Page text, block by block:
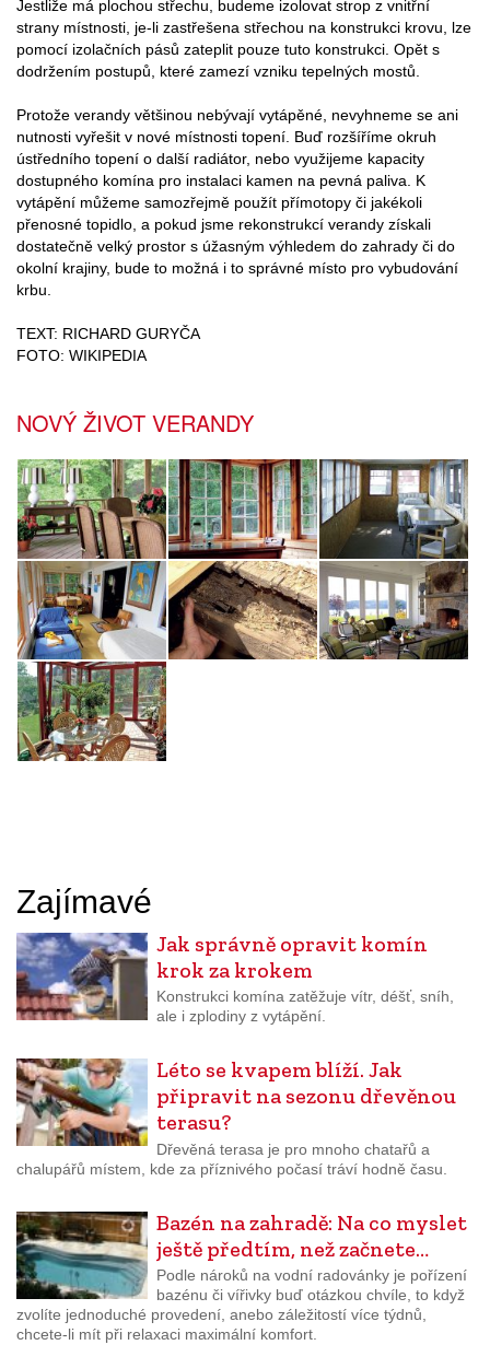
Jestliže má plochou střechu, budeme izolovat strop z vnitřní
strany místnosti, je-li zastřešena střechou na konstrukci krovu, lze
pomocí izolačních pásů zateplit pouze tuto konstrukci. Opět s
dodržením postupů, které zamezí vzniku tepelných mostů.
Protože verandy většinou nebývají vytápěné, nevyhneme se ani
nutnosti vyřešit v nové místnosti topení. Buď rozšíříme okruh
ústředního topení o další radiátor, nebo využijeme kapacity
dostupného komína pro instalaci kamen na pevná paliva. K
vytápění můžeme samozřejmě použít přímotopy či jakékoli
přenosné topidlo, a pokud jsme rekonstrukcí verandy získali
dostatečně velký prostor s úžasným výhledem do zahrady či do
okolní krajiny, bude to možná i to správné místo pro vybudování
krbu.
TEXT: RICHARD GURYČA
FOTO: WIKIPEDIA
NOVÝ ŽIVOT VERANDY
Zajímavé
Jak správně opravit komín
krok za krokem
Konstrukci komína zatěžuje vítr, déšť, sníh,
ale i zplodiny z vytápění.
Léto se kvapem blíží. Jak
připravit na sezonu dřevěnou
terasu?
Dřevěná terasa je pro mnoho chatařů a
chalupářů místem, kde za příznivého počasí tráví hodně času.
Bazén na zahradě: Na co myslet
ještě předtím, než začnete…
Podle nároků na vodní radovánky je pořízení
bazénu či vířivky buď otázkou chvíle, to když
zvolíte jednoduché provedení, anebo záležitostí více týdnů,
chcete-li mít při relaxaci maximální komfort.